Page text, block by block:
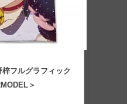
フルグラフィック
＞